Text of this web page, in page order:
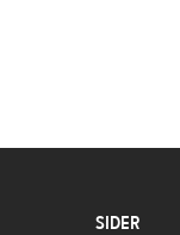
SIDER